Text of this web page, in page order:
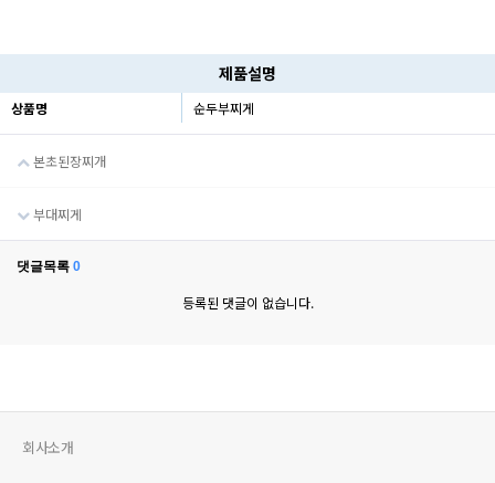
제품설명
상품명 순두부찌게
본초된장찌개
부대찌게
댓글목록 0
등록된 댓글이 없습니다.
회사소개